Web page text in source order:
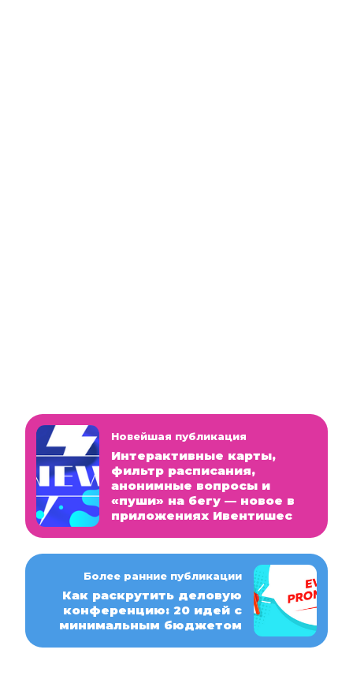
Новейшая публикация
Интерактивные карты,
фильтр расписания,
анонимные вопросы и
«пуши» на бегу — новое в
приложениях Ивентишес
Более ранние публикации
Как раскрутить деловую
конференцию: 20 идей с
минимальным бюджетом